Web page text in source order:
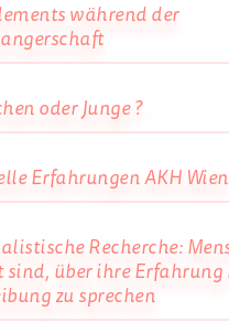
während der
oder Junge ?
Erfahrungen AKH Wien
Recherche:
sind, über ihre
zu sprechen